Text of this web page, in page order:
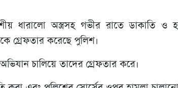
ধারালো অস্ত্রসহ গভীর রাতে ডাকাতি ও
গ্রেফতার করেছে পুলিশ।
চালিয়ে তাদের গ্রেফতার করে।